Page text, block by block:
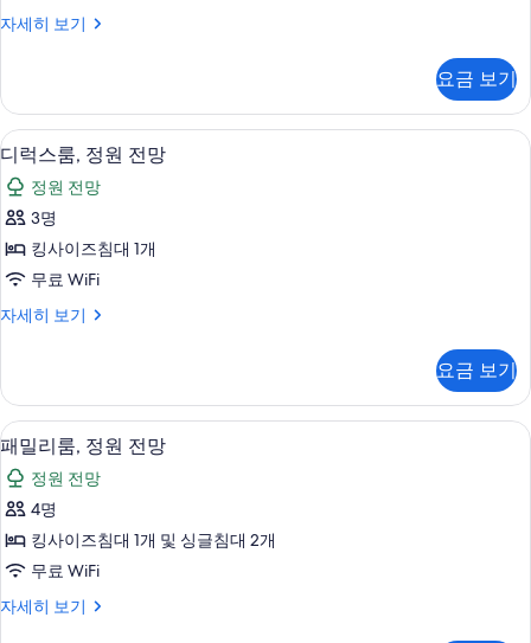
터
수
장
전
망
사
진
모
두
보
자세히 보기
스
룸,
수
영
장
전
망
세
히
기
요금 보기
디
럭
스
룸,
정
전
사
진
모
두
보
기
15
디럭스룸, 정원 전망
정원 전망
3명
킹사이즈침대 1개
무료 WiFi
자세히 보기
디
정
원
전
망
자
세
보
기
요금 보기
패
밀
리
룸,
정
전
패밀리룸, 정원 전망 | 미니바, 객실 내
23
패밀리룸, 정원 전망
정원 전망
4명
킹사이즈침대 1개 및 싱글침대 2개
무료 WiFi
자세히 보기
패